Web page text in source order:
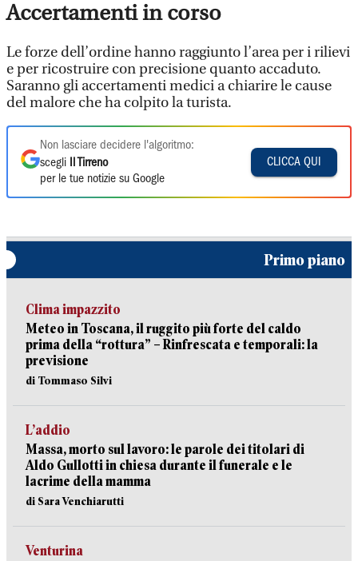
Accertamenti in corso
Le forze dell’ordine hanno raggiunto l’area per i rilievi
e per ricostruire con precisione quanto accaduto.
Saranno gli accertamenti medici a chiarire le cause
del malore che ha colpito la turista.
Non lasciare decidere l'algoritmo:
scegli
Il Tirreno
per le tue notizie su Google
CLICCA QUI
Primo piano
Clima impazzito
Meteo in Toscana, il ruggito più forte del caldo
prima della “rottura” – Rinfrescata e temporali: la
previsione
di Tommaso Silvi
L’addio
Massa, morto sul lavoro: le parole dei titolari di
Aldo Gullotti in chiesa durante il funerale e le
lacrime della mamma
di Sara Venchiarutti
Venturina